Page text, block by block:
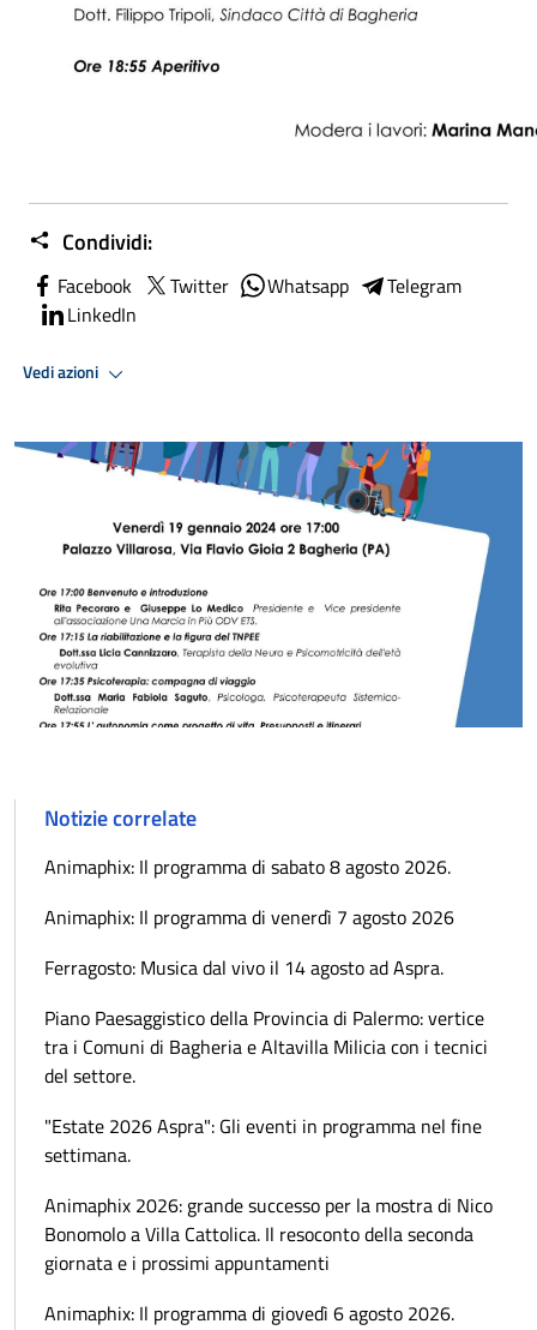
Condividi:
Facebook Twitter Whatsapp
Telegram
LinkedIn
Vedi azioni
Notizie correlate
Animaphix: Il programma di sabato 8 agosto 2026.
Animaphix: Il programma di venerdì 7 agosto 2026
Ferragosto: Musica dal vivo il 14 agosto ad Aspra.
Piano Paesaggistico della Provincia di Palermo: vertice
tra i Comuni di Bagheria e Altavilla Milicia con i tecnici
del settore.
"Estate 2026 Aspra": Gli eventi in programma nel fine
settimana.
Animaphix 2026: grande successo per la mostra di Nico
Bonomolo a Villa Cattolica. Il resoconto della seconda
giornata e i prossimi appuntamenti
Animaphix: Il programma di giovedì 6 agosto 2026.